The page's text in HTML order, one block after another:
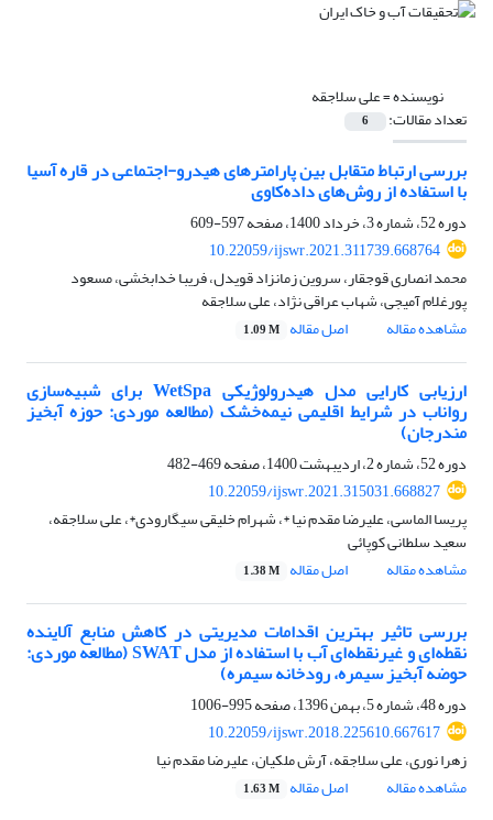
نویسنده =علی سلاجقه
تعداد مقالات: 6
بررسی ارتباط متقابل بین پارامتر‏های هیدرو-اجتماعی در قاره آسیا
با استفاده از روش‌های داده‌کاوی
دوره 52، شماره 3، خرداد 1400، صفحه
597-609
10.22059/ijswr.2021.311739.668764
محمد انصاری قوجقار، سروین زمانزاد قویدل، فریبا خدابخشی، مسعود
پورغلام آمیجی، شهاب عراقی نژاد، علی سلاجقه
مشاهده مقاله
اصل مقاله 1.09 M
ارزیابی کارایی مدل هیدرولوژیکی WetSpa برای شبیه‌سازی
رواناب در شرایط اقلیمی نیمه‌خشک (مطالعه موردی: حوزه آبخیز
مندرجان)
دوره 52، شماره 2، اردیبهشت 1400، صفحه
469-482
10.22059/ijswr.2021.315031.668827
پریسا الماسی، علیرضا مقدم نیا *، شهرام خلیقی سیگارودی*، علی سلاجقه،
سعید سلطانی کوپائی
مشاهده مقاله
اصل مقاله 1.38 M
بررسی تاثیر بهترین اقدامات مدیریتی در کاهش منابع آلاینده
نقطه‌ای و غیرنقطه‌ای آب با استفاده از مدل SWAT (مطالعه موردی:
حوضه آبخیز سیمره، رودخانه سیمره)
دوره 48، شماره 5، بهمن 1396، صفحه
995-1006
10.22059/ijswr.2018.225610.667617
زهرا نوری، علی سلاجقه، آرش ملکیان، علیرضا مقدم نیا
مشاهده مقاله
اصل مقاله 1.63 M